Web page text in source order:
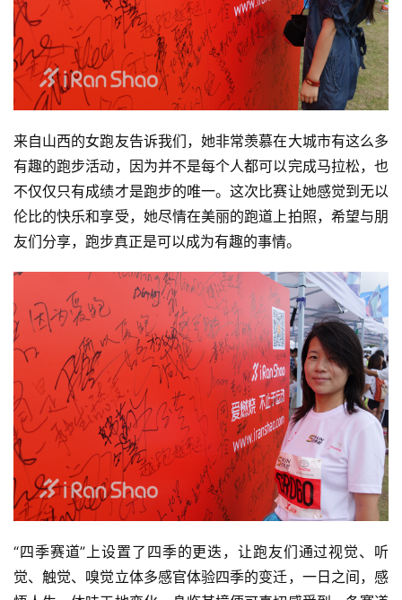
比
赛
观
察
装
备
来自山西的女跑友告诉我们，她非常羡慕在大城市有这么多
有趣的跑步活动，因为并不是每个人都可以完成马拉松，也
不仅仅只有成绩才是跑步的唯一。这次比赛让她感觉到无以
伦比的快乐和享受，她尽情在美丽的跑道上拍照，希望与朋
友们分享，跑步真正是可以成为有趣的事情。
“四季赛道”上设置了四季的更迭，让跑友们通过视觉、听
觉、触觉、嗅觉立体多感官体验四季的变迁，一日之间，感